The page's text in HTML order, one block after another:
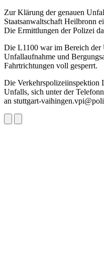
Zur Klärung der genauen
Staatsanwaltschaft Heilbronn
Die Ermittlungen der Polizei
Die L1100 war im Bereich der
Unfallaufnahme und
Fahrtrichtungen voll gesperrt.
Die Verkehrspolizeiinspektion
Unfalls, sich unter der
an stuttgart-